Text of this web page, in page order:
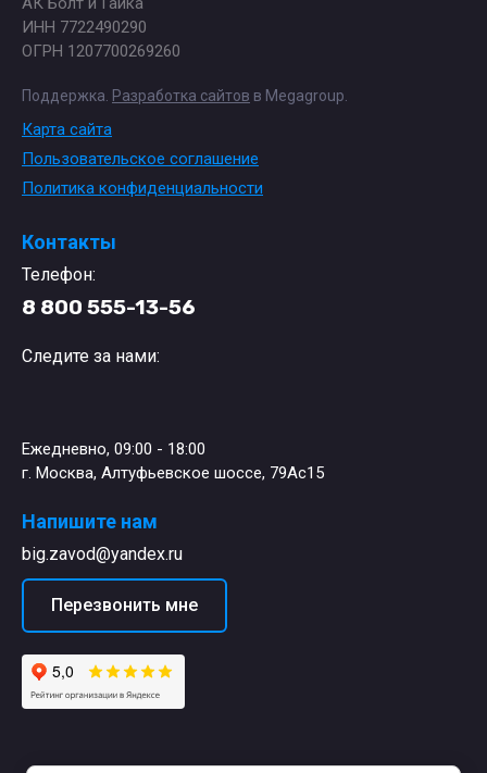
ИНН 7722490290
ОГРН 1207700269260
Поддержка. Разработка сайтов в Megagroup.
Карта сайта
Пользовательское соглашение
Политика конфиденциальности
Контакты
Телефон:
8 800 555-13-56
Следите за нами:
Ежедневно, 09:00 - 18:00
г. Москва, Алтуфьевское шоссе, 79Ас15
Напишите нам
big.zavod@yandex.ru
Перезвонить мне